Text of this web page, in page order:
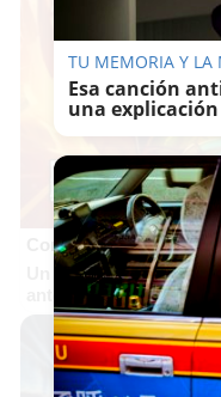
Corepunk MMORPG
Un verdadero
antes, pero mejor!
TU MEMORIA Y LA
Esa canción
una explicación